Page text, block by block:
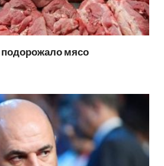
подорожало мясо